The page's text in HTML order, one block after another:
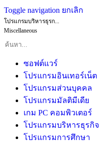
Toggle navigation ยกเลิก
โปรแกรมบริหารธุรก...
Miscellaneous
ซอฟต์แวร์
โปรแกรมอินเทอร์เน็ต
โปรแกรมส่วนบุคคล
โปรแกรมมัลติมีเดีย
เกม PC คอมพิวเตอร์
โปรแกรมบริหารธุรกิจ
โปรแกรมการศึกษา